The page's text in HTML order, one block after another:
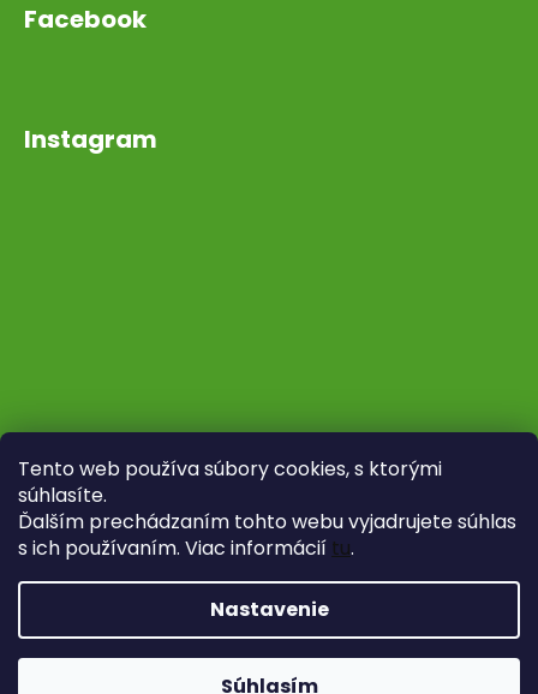
Tento web používa súbory cookies, s ktorými
súhlasíte.
Ďalším prechádzaním tohto webu vyjadrujete súhlas
s ich používaním. Viac informácií tu.
Nastavenie
Súhlasím
Facebook
Instagram
Copyright 2026Fytoliečba. Všetky práva vyhradené.
Upraviť nastavenie cookies